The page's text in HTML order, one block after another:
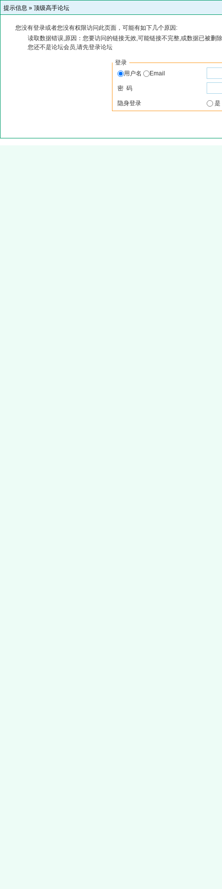
提示信息 » 顶级高手论坛
您没有登录或者您没有权限访问此页面，可能有如下几个原因:
读取数据错误,原因：您要访问的链接无效,可能链接不完整,或数据已被删
您还不是论坛会员,请先登录论坛
登录
用户名
Email
密 码
隐身登录